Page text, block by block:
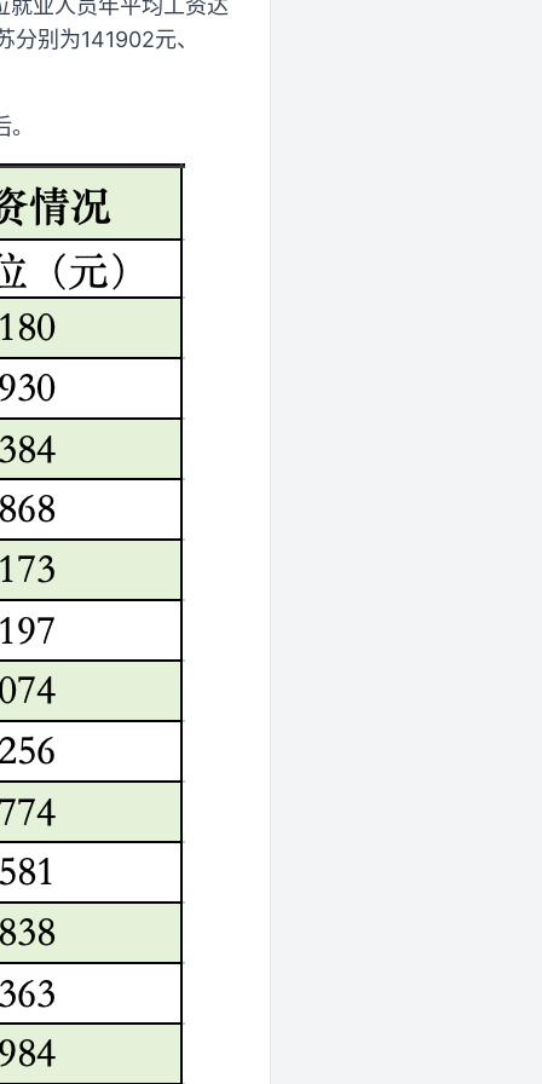
就业人员年平均工资达
别为141902元、